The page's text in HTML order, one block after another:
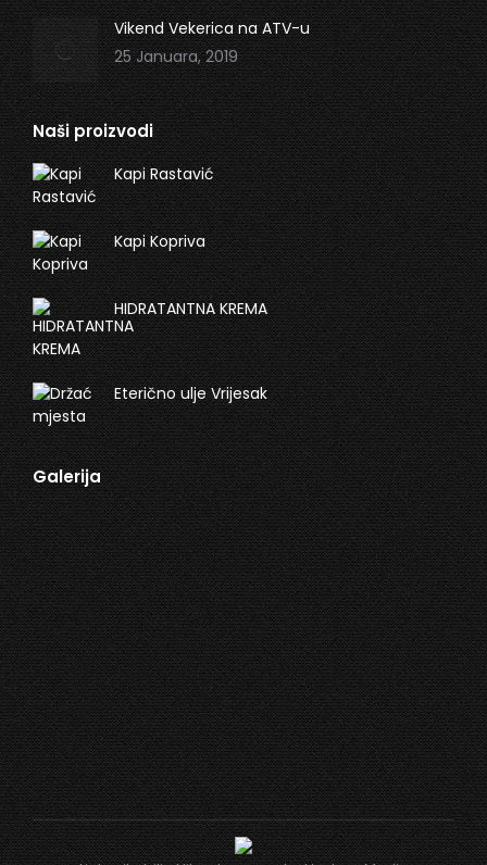
Vikend Vekerica na ATV-u
25 Januara, 2019
Naši proizvodi
Kapi Rastavić
Kapi Kopriva
HIDRATANTNA KREMA
Eterično ulje Vrijesak
Galerija